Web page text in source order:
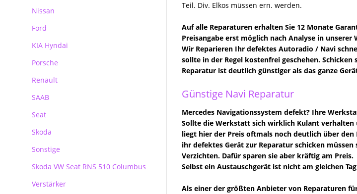
Nissan
Ford
Ford Blaupunkt Bosch FX
Ford Blaupunkt Bosch NX
Ford Blaupunkt Bosch MCA NX
KIA Hyndai
Porsche
Porsche PCM Premium Reparatur
Renault
SAAB
Seat
Skoda
Skoda
Sonstige
Skoda VW Seat RNS 510 Columbus
RNS 510 Columbus Reparatur
Verstärker
Teil. Div. Elkos müssen ern. werden.
Auf alle Reparaturen erhalten Sie 12 Monate
Preisangabe erst möglich nach Analyse in
Wir Reparieren Ihr defektes Autoradio / Navi
sollte in der Regel kostenfrei geschehen.
Reparatur ist deutlich günstiger als das ganze
Günstige Navi Reparatur
Mercedes Navigationssystem defekt? Ihre
Sollte die Werkstatt sich wirklich Kulant verhalten
liegt hier der Preis oftmals noch deutlich über den
ihr defektes Gerät zur Reparatur schicken müssen
Verzichten. Dafür sparen sie aber kräftig am Preis.
Selbst ein Austauschgerät ist nicht am gleichen
Als einer der größten Anbieter von Reparaturen